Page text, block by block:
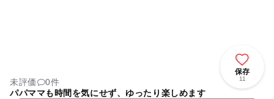
保存
11
未評価
0件
パパママも時間を気にせず、ゆったり楽しめます